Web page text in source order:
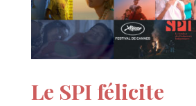
Le SPI félicite